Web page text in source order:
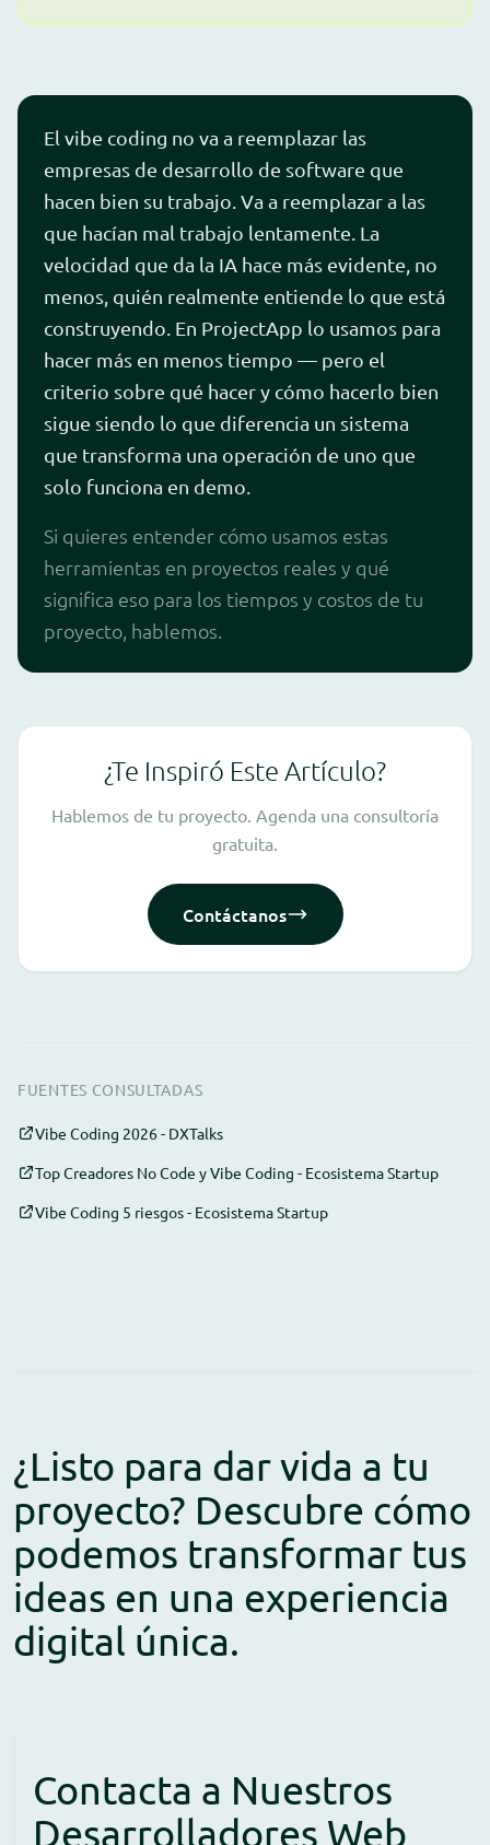
El vibe coding no va a reemplazar las
empresas de desarrollo de software que
hacen bien su trabajo. Va a reemplazar a las
que hacían mal trabajo lentamente. La
velocidad que da la IA hace más evidente, no
menos, quién realmente entiende lo que está
construyendo. En ProjectApp lo usamos para
hacer más en menos tiempo — pero el
criterio sobre qué hacer y cómo hacerlo bien
sigue siendo lo que diferencia un sistema
que transforma una operación de uno que
solo funciona en demo.
Si quieres entender cómo usamos estas
herramientas en proyectos reales y qué
significa eso para los tiempos y costos de tu
proyecto, hablemos.
¿Te Inspiró Este Artículo?
Hablemos de tu proyecto. Agenda una consultoría
gratuita.
Contáctanos
FUENTES CONSULTADAS
Vibe Coding 2026 - DXTalks
Top Creadores No Code y Vibe Coding - Ecosistema Startup
Vibe Coding 5 riesgos - Ecosistema Startup
¿Listo para dar vida a tu
proyecto? Descubre cómo
podemos transformar tus
ideas en una experiencia
digital única.
Contacta a Nuestros
Desarrolladores Web